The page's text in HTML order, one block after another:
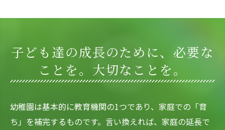
子ども達の成長のために、必要な
ことを。大切なことを。
幼稚園は基本的に教育機関の1つであり、家庭での「育
ち」を補完するものです。言い換えれば、家庭の延長で